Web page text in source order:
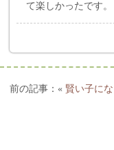
て楽しかったです。
« 賢い子に